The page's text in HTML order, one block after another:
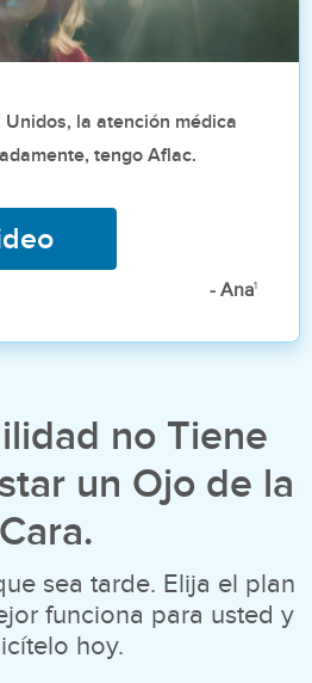
la atención médica
tengo Aflac.
- Ana1
no Tiene
un Ojo de la
Cara.
sea tarde. Elija el plan
funciona para usted y
hoy.